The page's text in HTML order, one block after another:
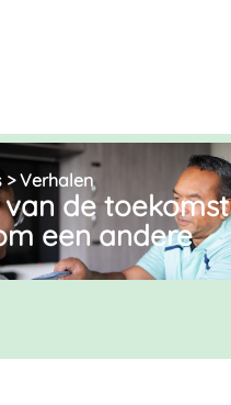
>Verhalen
de toekomst
een andere